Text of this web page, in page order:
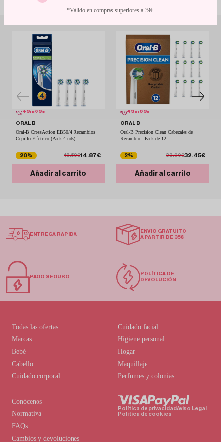
43m 02s
ORAL B
Oral-B CrossAction EB50/4 Recambios
Cepillo Eléctrico (Pack 4 uds)
20% 18.59€14.87€
Añadir al carrito
43m 02s
ORAL B
Oral-B Precision Clean Cabezales de
Recambio - Pack de 12
2% 33.00€32.45€
Añadir al carrito
ENTREGA RÁPIDA
ENVÍO GRATUITO
A PARTIR DE 35€
PAGO SEGURO
POLÍTICA DE
DEVOLUCIÓN
Conócenos
Normativa
FAQs
Cambios y devoluciones
Todas las ofertas
Marcas
Bebé
Cabello
Cuidado corporal
Cuidado facial
Higiene personal
Hogar
Maquillaje
Perfumes y colonias
Política de privacidadAviso Legal
Política de cookies
*Válido en compras superiores a 39€.